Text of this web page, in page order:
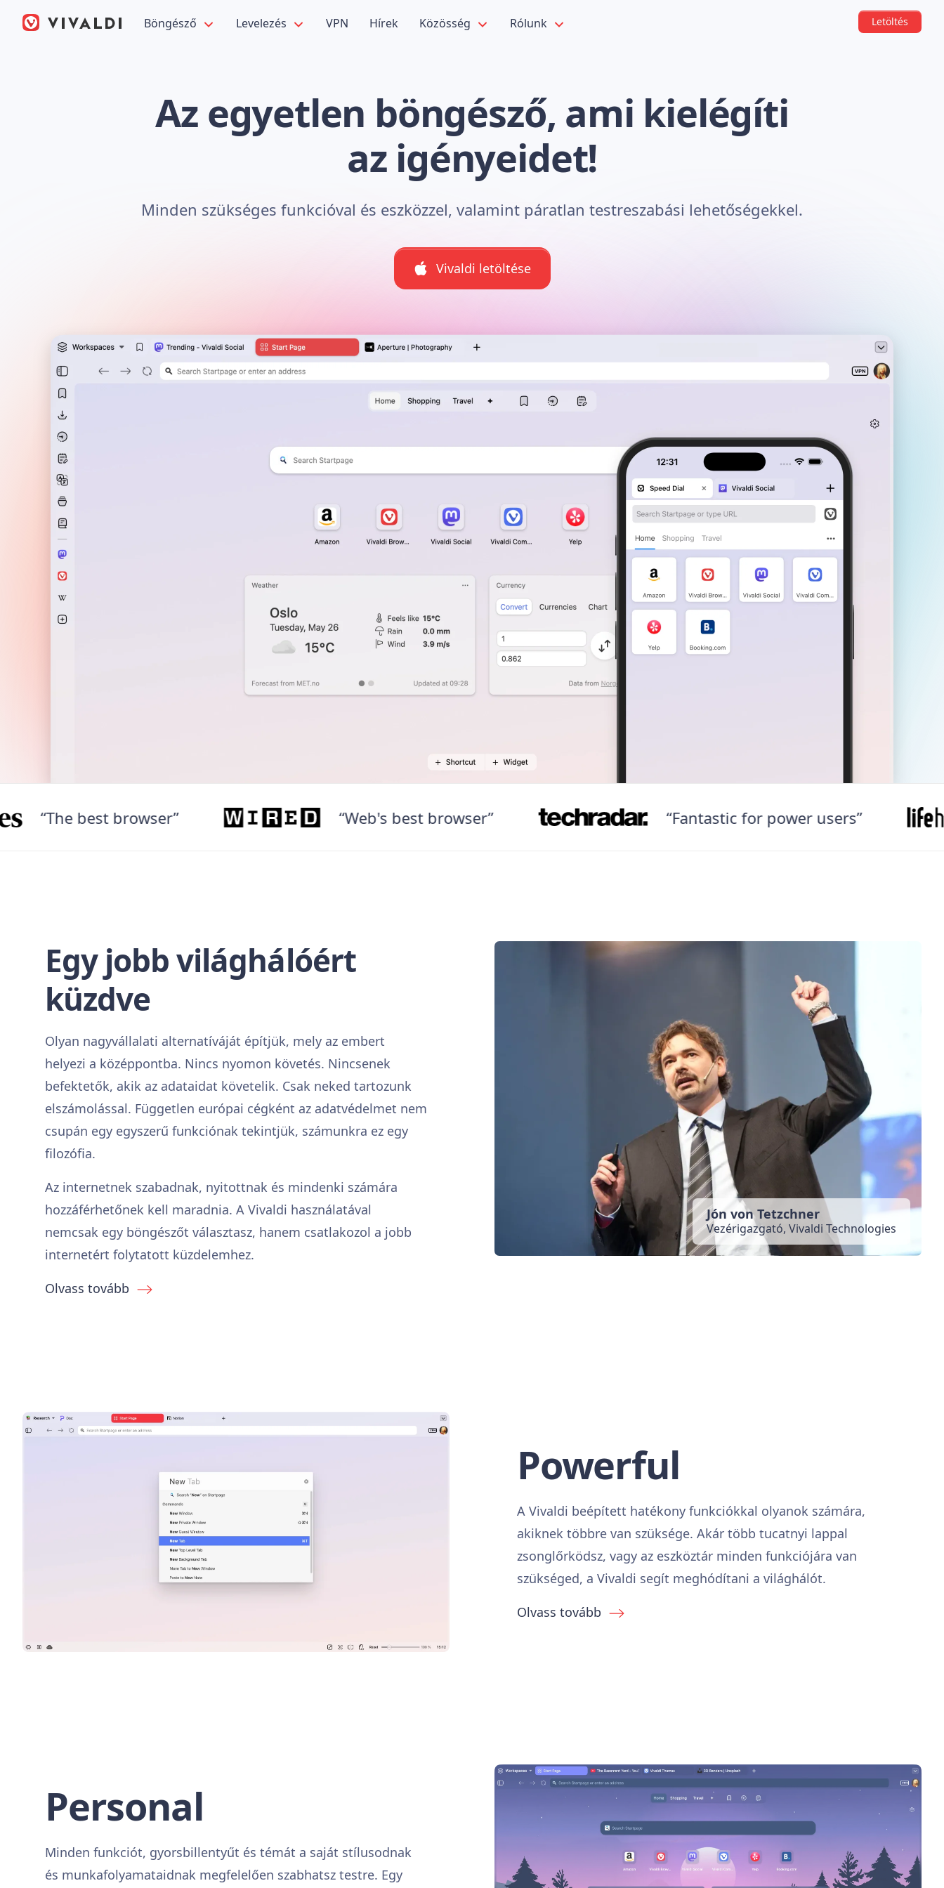
Böngésző Levelezés VPN Hírek Közösség Rólunk Letöltés
Az egyetlen böngésző, ami kielégíti
az igényeidet!
Minden szükséges funkcióval és eszközzel, valamint páratlan testreszabási lehetőségekkel.
Vivaldi letöltése
best browser” “Web's best browser” “Fantastic for power users”
Jón von Tetzchner
Vezérigazgató, Vivaldi Technologies
Egy jobb világhálóért
küzdve
Olyan nagyvállalati alternatíváját építjük, mely az embert
helyezi a középpontba. Nincs nyomon követés. Nincsenek
befektetők, akik az adataidat követelik. Csak neked tartozunk
elszámolással. Független európai cégként az adatvédelmet nem
csupán egy egyszerű funkciónak tekintjük, számunkra ez egy
filozófia.
Az internetnek szabadnak, nyitottnak és mindenki számára
hozzáférhetőnek kell maradnia. A Vivaldi használatával
nemcsak egy böngészőt választasz, hanem csatlakozol a jobb
internetért folytatott küzdelemhez.
Olvass tovább
Powerful
A Vivaldi beépített hatékony funkciókkal olyanok számára,
akiknek többre van szüksége. Akár több tucatnyi lappal
zsonglőrködsz, vagy az eszköztár minden funkciójára van
szükséged, a Vivaldi segít meghódítani a világhálót.
Olvass tovább
Personal
Minden funkciót, gyorsbillentyűt és témát a saját stílusodnak
és munkafolyamataidnak megfelelően szabhatsz testre. Egy